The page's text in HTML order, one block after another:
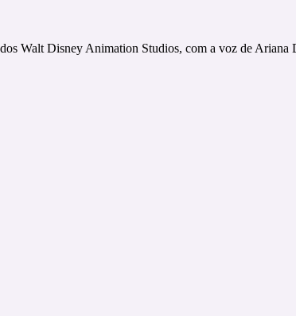
Walt Disney Animation Studios, com a voz de Ariana